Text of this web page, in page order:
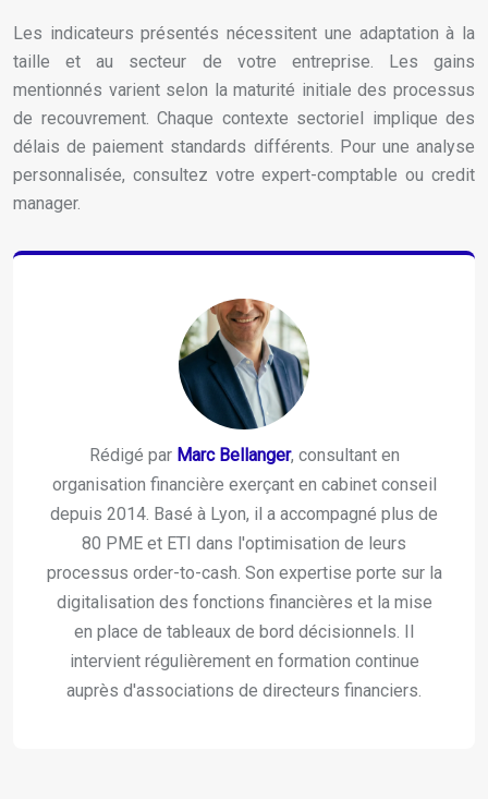
Les indicateurs présentés nécessitent une adaptation à la
taille et au secteur de votre entreprise. Les gains
mentionnés varient selon la maturité initiale des processus
de recouvrement. Chaque contexte sectoriel implique des
délais de paiement standards différents. Pour une analyse
personnalisée, consultez votre expert-comptable ou credit
manager.
Rédigé par Marc Bellanger, consultant en
organisation financière exerçant en cabinet conseil
depuis 2014. Basé à Lyon, il a accompagné plus de
80 PME et ETI dans l'optimisation de leurs
processus order-to-cash. Son expertise porte sur la
digitalisation des fonctions financières et la mise
en place de tableaux de bord décisionnels. Il
intervient régulièrement en formation continue
auprès d'associations de directeurs financiers.